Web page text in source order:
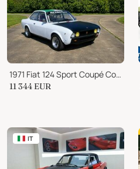
1971 Fiat 124 Sport Coupé Competition/Fast Road Specification
11 344 EUR
IT